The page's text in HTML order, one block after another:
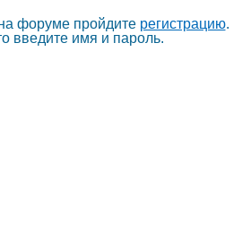
форуме пройдите регистрацию.
введите имя и пароль.